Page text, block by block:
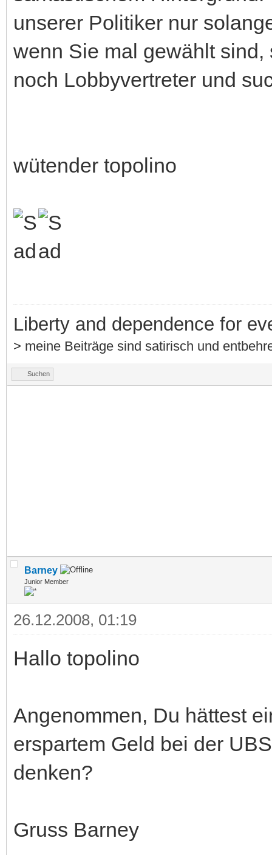
unserer Politiker nur
wenn Sie mal gewählt
noch Lobbyvertreter und
wütender topolino
Liberty and dependence for
> meine Beiträge sind satirisch und
Suchen
Barney
Junior Member
26.12.2008, 01:19
Hallo topolino
Angenommen, Du hättest
erspartem Geld bei der
denken?
Gruss Barney